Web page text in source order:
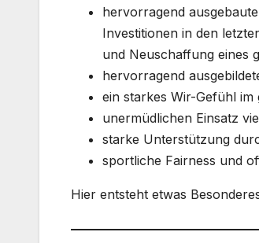
hervorragend
Investitionen in den
und Neuschaffung eines
hervorragend
ein starkes Wir-Gefühl im
unermüdlichen Einsatz
starke Unterstützung
sportliche Fairness und
Hier entsteht etwas